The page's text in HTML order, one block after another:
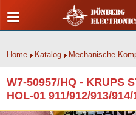
Home Katalog Mechanische
W7-50957/HQ - KRUPS
HOL-01 911/912/913/